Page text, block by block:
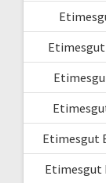
Etimesgut
Etimesgut
Etimesgut